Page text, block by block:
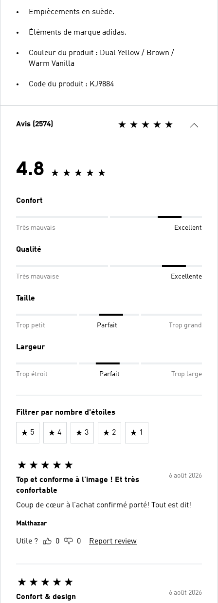
Empiècements en suède.
Éléments de marque adidas.
Couleur du produit : Dual Yellow / Brown /
Warm Vanilla
Code du produit : KJ9884
Avis (2574)
4.8
Confort
Très mauvais Excellent
Qualité
Très mauvaise Excellente
Taille
Trop petit Parfait Trop grand
Largeur
Trop étroit Parfait Trop large
Filtrer par nombre d'étoiles
5 4 3 2 1
6 août 2026
Top et conforme à l’image ! Et très
confortable
Coup de cœur à l’achat confirmé porté! Tout est dit!
Malthazar
Utile ? 0 0 Report review
6 août 2026
Confort & design